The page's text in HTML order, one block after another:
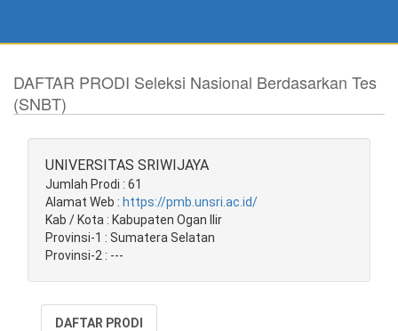
DAFTAR PRODI Seleksi Nasional Berdasarkan Tes
(SNBT)
UNIVERSITAS SRIWIJAYA
Jumlah Prodi : 61
Alamat Web : https://pmb.unsri.ac.id/
Kab / Kota : Kabupaten Ogan Ilir
Provinsi-1 : Sumatera Selatan
Provinsi-2 : ---
DAFTAR PRODI